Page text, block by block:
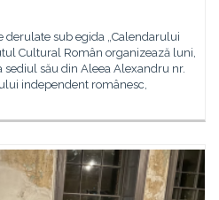
derulate sub egida „Calendarului
Cultural Român organizează luni,
său din Aleea Alexandru nr.
independent românesc,